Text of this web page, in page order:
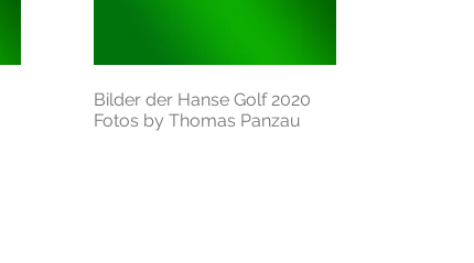
Bilder der Hanse Golf 2020
Fotos by Thomas Panzau